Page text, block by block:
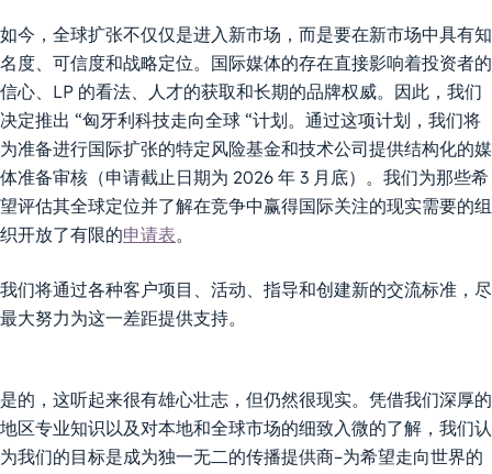
如今，全球扩张不仅仅是进入新市场，而是要在新市场中具有知
名度、可信度和战略定位。国际媒体的存在直接影响着投资者的
信心、LP 的看法、人才的获取和长期的品牌权威。因此，我们
决定推出 “匈牙利科技走向全球 “计划。通过这项计划，我们将
为准备进行国际扩张的特定风险基金和技术公司提供结构化的媒
体准备审核（申请截止日期为 2026 年 3 月底）。我们为那些希
望评估其全球定位并了解在竞争中赢得国际关注的现实需要的组
织开放了有限的申请表。
我们将通过各种客户项目、活动、指导和创建新的交流标准，尽
最大努力为这一差距提供支持。
是的，这听起来很有雄心壮志，但仍然很现实。凭借我们深厚的
地区专业知识以及对本地和全球市场的细致入微的了解，我们认
为我们的目标是成为独一无二的传播提供商–为希望走向世界的